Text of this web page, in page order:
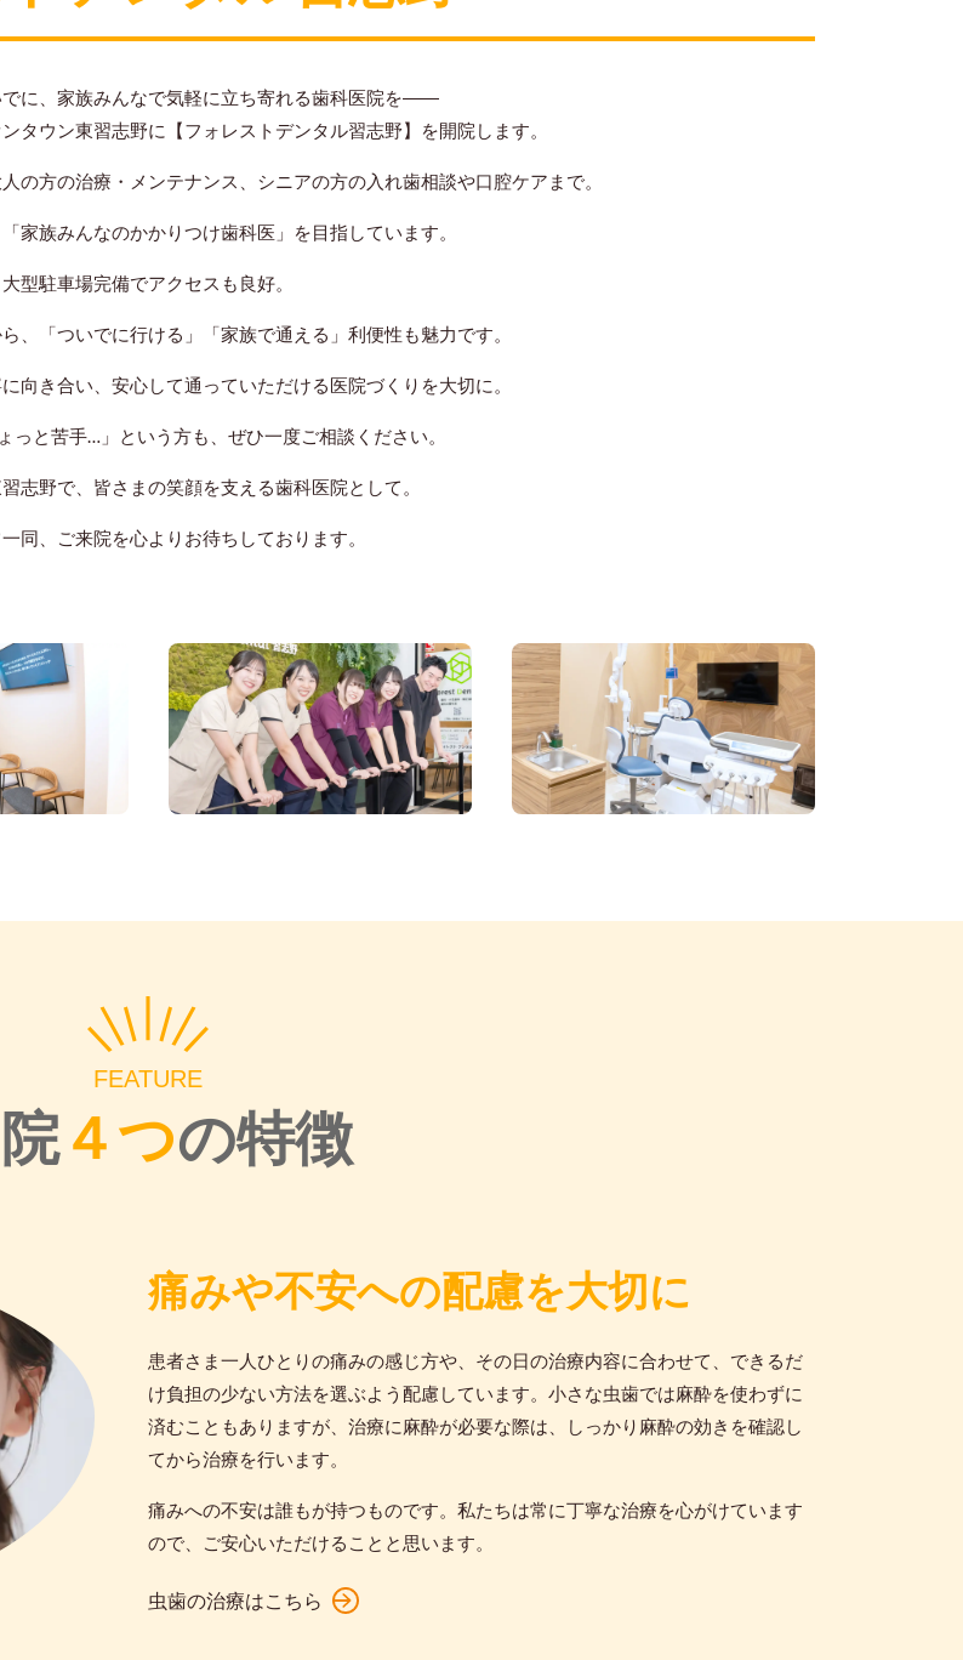
でに、家族みんなで気軽に立ち寄れる歯科医院を――
タウン東習志野に【フォレストデンタル習志野】を開院します。
の方の治療・メンテナンス、シニアの方の入れ歯相談や口腔ケアまで。
家族みんなのかかりつけ歯科医」を目指しています。
大型駐車場完備でアクセスも良好。
、「ついでに行ける」「家族で通える」利便性も魅力です。
向き合い、安心して通っていただける医院づくりを大切に。
っと苦手…」という方も、ぜひ一度ご相談ください。
志野で、皆さまの笑顔を支える歯科医院として。
同、ご来院を心よりお待ちしております。
FEATURE
４つの特徴
痛みや不安への配慮を大切に
患者さま一人ひとりの痛みの感じ方や、その日の治療内容に合わせて、できるだ
け負担の少ない方法を選ぶよう配慮しています。小さな虫歯では麻酔を使わずに
済むこともありますが、治療に麻酔が必要な際は、しっかり麻酔の効きを確認し
てから治療を行います。
痛みへの不安は誰もが持つものです。私たちは常に丁寧な治療を心がけています
ので、ご安心いただけることと思います。
虫歯の治療はこちら